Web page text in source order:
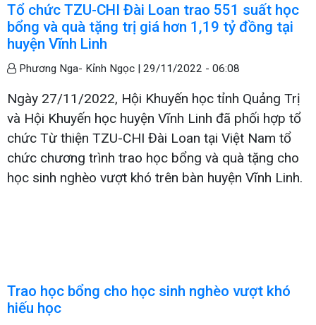
Tổ chức TZU-CHI Đài Loan trao 551 suất học
bổng và quà tặng trị giá hơn 1,19 tỷ đồng tại
huyện Vĩnh Linh
Phương Nga- Kỉnh Ngọc | 29/11/2022 - 06:08
Ngày 27/11/2022, Hội Khuyến học tỉnh Quảng Trị
và Hội Khuyến học huyện Vĩnh Linh đã phối hợp tổ
chức Từ thiện TZU-CHI Đài Loan tại Việt Nam tổ
chức chương trình trao học bổng và quà tặng cho
học sinh nghèo vượt khó trên bàn huyện Vĩnh Linh.
Trao học bổng cho học sinh nghèo vượt khó
hiếu học